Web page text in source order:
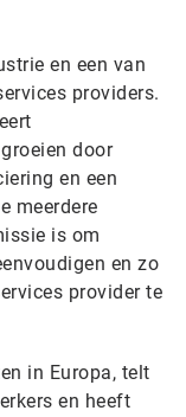
en een van
providers.
door
en een
meerdere
is om
en zo
provider te
in Europa, telt
en heeft